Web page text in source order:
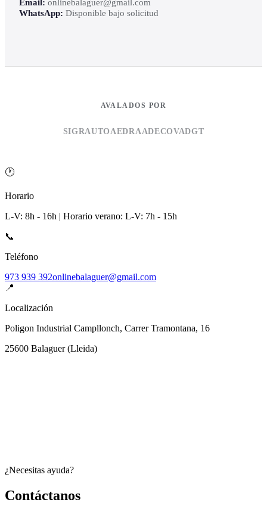
WhatsApp: Disponible bajo solicitud
AVALADOS POR
SIGRAUTOAEDRAADECOVADGT
🕐
Horario
L-V: 8h - 16h | Horario verano: L-V: 7h - 15h
📞
Teléfono
973 939 392onlinebalaguer@gmail.com
📍
Localización
Poligon Industrial Campllonch, Carrer Tramontana, 16
25600 Balaguer(Lleida)
¿Necesitas ayuda?
Contáctanos